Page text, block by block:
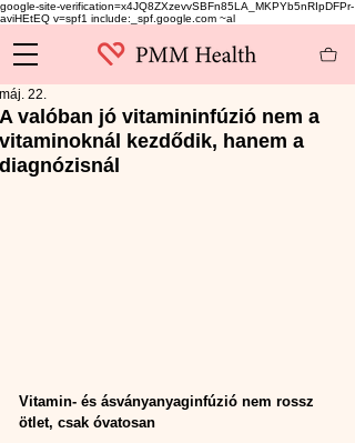
google-site-verification=x4JQ8ZXzevvSBFn85LA_MKPYb5nRIpDFPr-
aviHEtEQ v=spf1 include:_spf.google.com ~al
A valóban jó vitamininfúzió nem a
vitaminoknál kezdődik, hanem a
diagnózisnál
máj. 22.
Vitamin- és ásványanyaginfúzió nem rossz
ötlet, csak óvatosan